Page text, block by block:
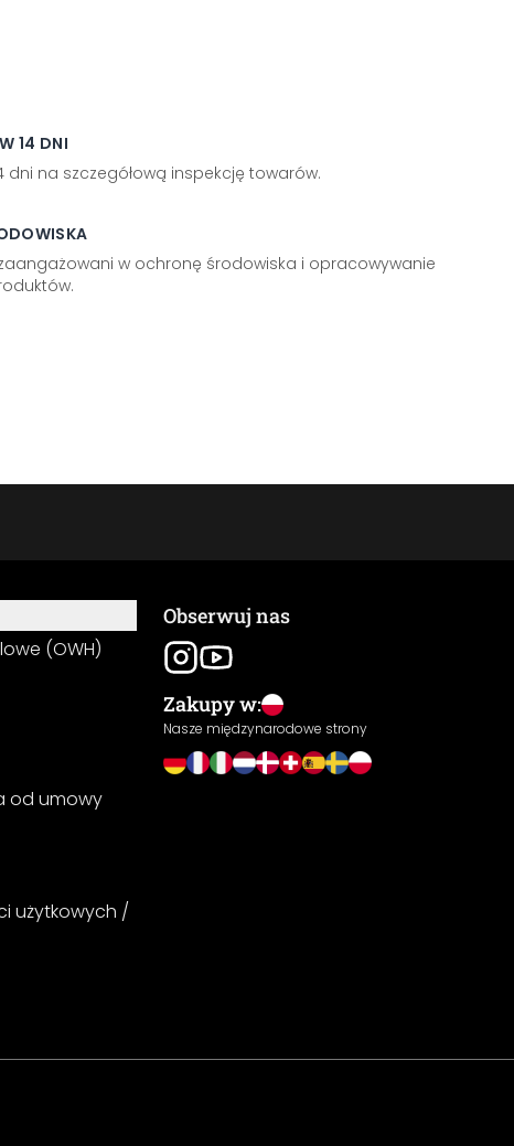
14 DNI
dni na szczegółową inspekcję towarów.
w ochronę środowiska i opracowywanie
(OWH)
od umowy
użytkowych /
Obserwuj nas
Zakupy w:
Nasze międzynarodowe strony